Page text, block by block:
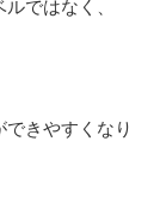
ではなく、
きやすくなり